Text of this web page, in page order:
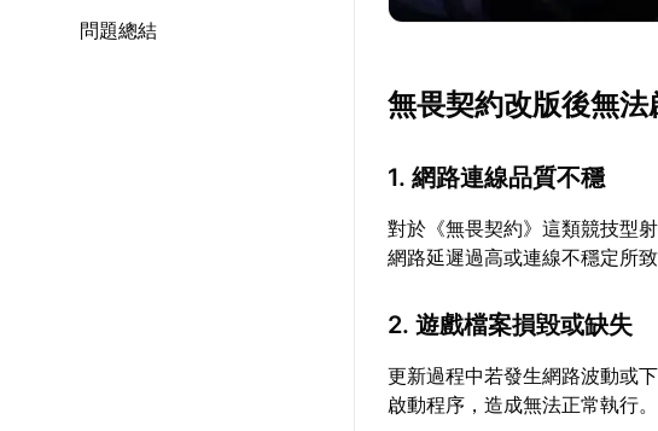
問題總結
無畏契約改版後無法
1. 網路連線品質不穩
對於《無畏契約》這類競技型
網路延遲過高或連線不穩定所
2. 遊戲檔案損毀或缺失
更新過程中若發生網路波動或
啟動程序，造成無法正常執行。